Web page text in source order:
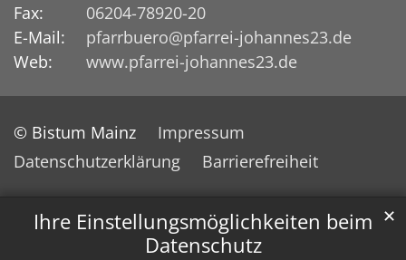
Ihre Einstellungsmöglichkeiten beim
Datenschutz
✕
Fax:
06204-78920-20
E-Mail:
pfarrbuero@pfarrei-johannes23.de
Web:
www.pfarrei-johannes23.de
© Bistum Mainz
Impressum
Datenschutzerklärung
Barrierefreiheit